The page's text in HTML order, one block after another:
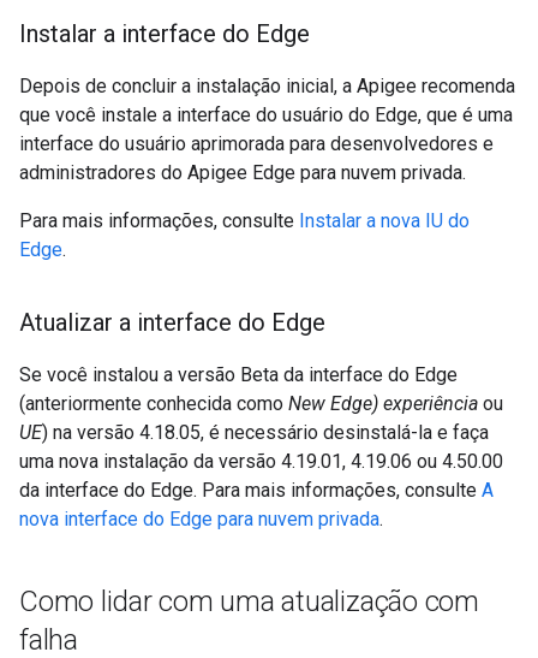
Instalar a interface do Edge
Depois de concluir a instalação inicial, a Apigee recomenda
que você instale a interface do usuário do Edge, que é uma
interface do usuário aprimorada para desenvolvedores e
administradores do Apigee Edge para nuvem privada.
Para mais informações, consulte Instalar a nova IU do
Edge.
Atualizar a interface do Edge
Se você instalou a versão Beta da interface do Edge
(anteriormente conhecida como New Edge) experiência ou
UE) na versão 4.18.05, é necessário desinstalá-la e faça
uma nova instalação da versão 4.19.01, 4.19.06 ou 4.50.00
da interface do Edge. Para mais informações, consulte A
nova interface do Edge para nuvem privada.
Como lidar com uma atualização com
falha